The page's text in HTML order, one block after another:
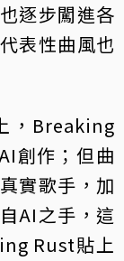
逐步闖進各
表性曲風也
，Breaking
創作；但曲
實歌手，加
AI之手，這
Rust貼上